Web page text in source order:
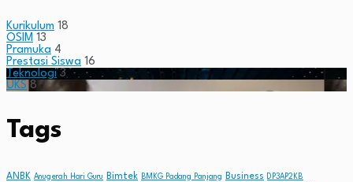
Kurikulum 18
OSIM 13
Pramuka 4
Prestasi Siswa 16
Teknologi 3
UKS 8
Tags
ANBK Anugerah Hari Guru Bimtek BMKG Padang Panjang Business DP3AP2KB